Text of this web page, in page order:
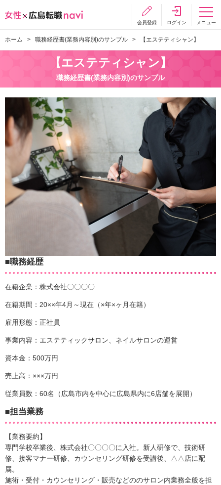
会員登録 ログイン メニュー
ホーム 職務経歴書(業務内容別)のサンプル 【エステティシャン】
【エステティシャン】
職務経歴書(業務内容別)のサンプル
■職務経歴
在籍企業：株式会社〇〇〇〇
在籍期間：20××年4月～現在（×年×ヶ月在籍）
雇用形態：正社員
事業内容：エステティックサロン、ネイルサロンの運営
資本金：500万円
売上高：×××万円
従業員数：60名（広島市内を中心に広島県内に6店舗を展開）
■担当業務
【業務要約】
専門学校卒業後、株式会社〇〇〇〇に入社。新人研修で、技術研
修、接客マナー研修、カウンセリング研修を受講後、△△店に配
属。
施術・受付・カウンセリング・販売などののサロン内業務全般を担